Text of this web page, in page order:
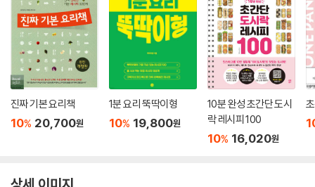
진짜 기본 요리책
10% 20,700원
1분 요리 뚝딱이형
10% 19,800원
10분 완성 초간단 도시
락 레시피 100
10% 16,020원